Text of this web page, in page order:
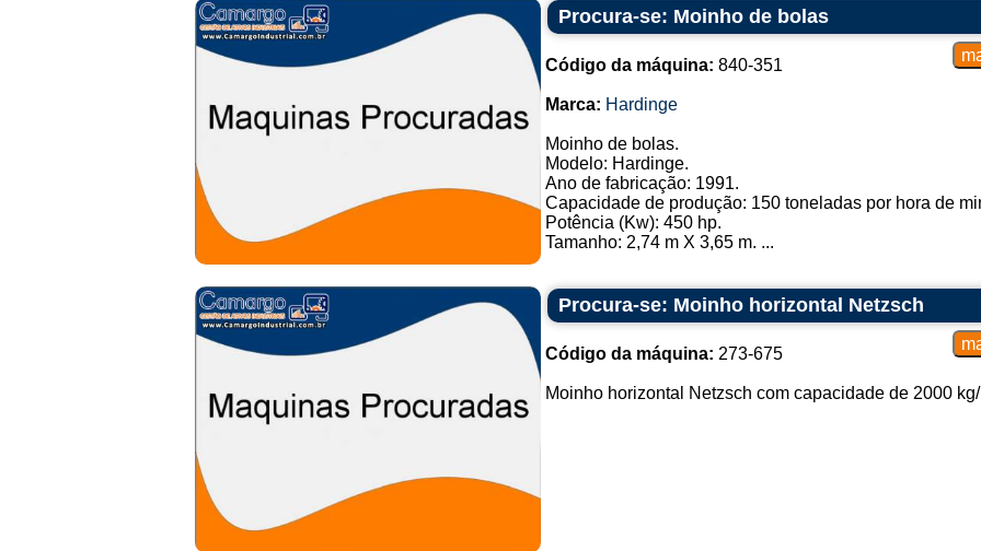
Procura-se: Moinho de bolas
Código da máquina: 840-351
Marca: Hardinge
Moinho de bolas.
Modelo: Hardinge.
Ano de fabricação: 1991.
Capacidade de produção: 150 toneladas por hora de
Potência (Kw): 450 hp.
Tamanho: 2,74 m X 3,65 m. ...
Procura-se: Moinho horizontal Netzsch
Código da máquina: 273-675
Moinho horizontal Netzsch com capacidade de 2000